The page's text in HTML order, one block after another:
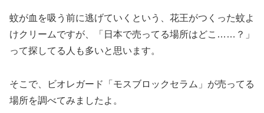
蚊が血を吸う前に逃げていくという、花王がつくった蚊よ
けクリームですが、「日本で売ってる場所はどこ……？」
って探してる人も多いと思います。
そこで、ビオレガード「モスブロックセラム」が売ってる
場所を調べてみましたよ。